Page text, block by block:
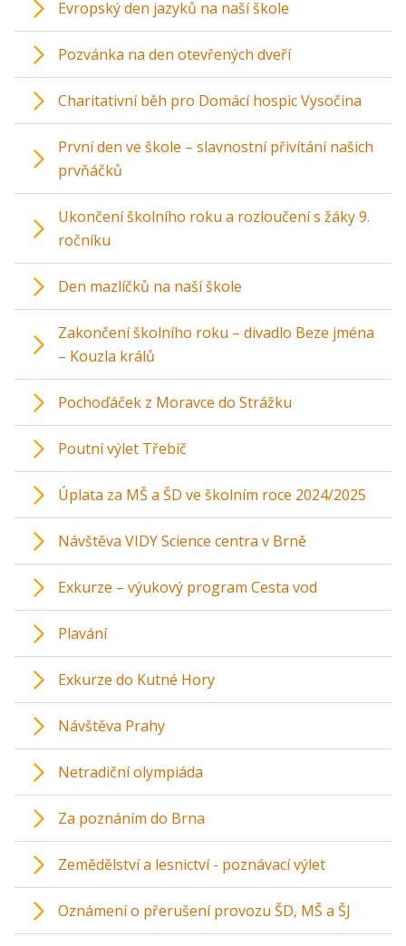
Evropský den jazyků na naší škole
Pozvánka na den otevřených dveří
Charitativní běh pro Domácí hospic Vysočina
První den ve škole – slavnostní přivítání našich
prvňáčků
Ukončení školního roku a rozloučení s žáky 9.
ročníku
Den mazlíčků na naší škole
Zakončení školního roku – divadlo Beze jména
– Kouzla králů
Pochoďáček z Moravce do Strážku
Poutní výlet Třebíč
Úplata za MŠ a ŠD ve školním roce 2024/2025
Návštěva VIDY Science centra v Brně
Exkurze – výukový program Cesta vod
Plavání
Exkurze do Kutné Hory
Návštěva Prahy
Netradiční olympiáda
Za poznáním do Brna
Zemědělství a lesnictví - poznávací výlet
Oznámení o přerušení provozu ŠD, MŠ a ŠJ